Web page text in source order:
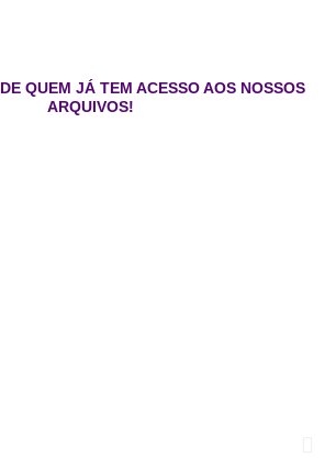
QUEM JÁ TEM ACESSO AOS NOSSOS
ARQUIVOS!